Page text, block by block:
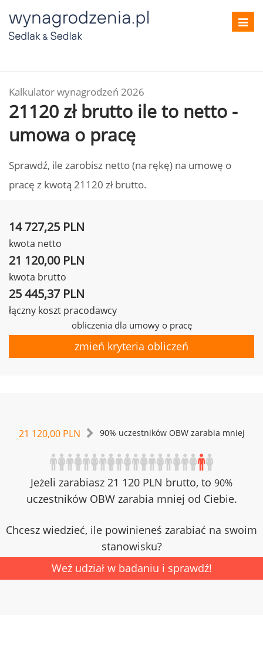
Kalkulator wynagrodzeń 2026
21120 zł brutto ile to netto -
umowa o pracę
Sprawdź, ile zarobisz netto (na rękę) na umowę o
pracę z kwotą 21120 zł brutto.
14 727,25 PLN
kwota netto
21 120,00 PLN
kwota brutto
25 445,37 PLN
łączny koszt pracodawcy
obliczenia dla umowy o pracę
zmień kryteria obliczeń
21 120,00 PLN 90% uczestników OBW zarabia mniej
Jeżeli zarabiasz 21 120 PLN brutto, to 90%
uczestników OBW zarabia mniej od Ciebie.
Chcesz wiedzieć, ile powinieneś zarabiać na swoim
stanowisku?
Weź udział w badaniu i sprawdź!